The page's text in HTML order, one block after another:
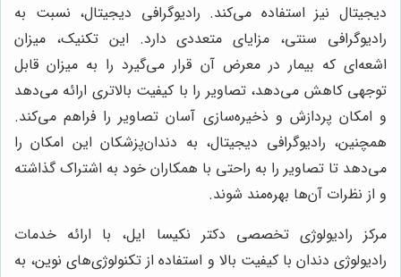
دیجیتال نیز استفاده می‌کند. رادیوگرافی دیجیتال، نسبت به
رادیوگرافی سنتی، مزایای متعددی دارد. این تکنیک، میزان
اشعه‌ای که بیمار در معرض آن قرار می‌گیرد را به میزان قابل
توجهی کاهش می‌دهد، تصاویر را با کیفیت بالاتری ارائه می‌دهد
و امکان پردازش و ذخیره‌سازی آسان تصاویر را فراهم می‌کند.
همچنین، رادیوگرافی دیجیتال، به دندان‌پزشکان این امکان را
می‌دهد تا تصاویر را به راحتی با همکاران خود به اشتراک گذاشته
و از نظرات آن‌ها بهره‌مند شوند.
مرکز رادیولوژی تخصصی دکتر نکیسا ایل، با ارائه خدمات
رادیولوژی دندان با کیفیت بالا و استفاده از تکنولوژی‌های نوین، به